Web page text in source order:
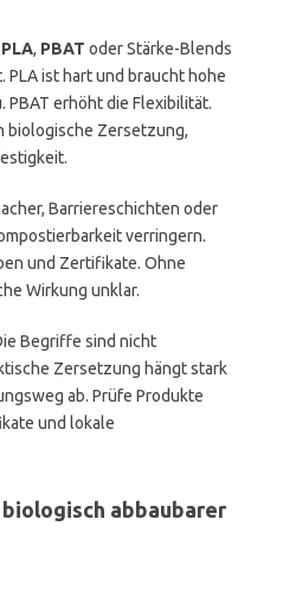
PLA, PBAT oder Stärke-Blends
ist hart und braucht hohe
PBAT erhöht die Flexibilität.
biologische Zersetzung,
Barriereschichten oder
verringern.
und Zertifikate. Ohne
Wirkung unklar.
Begriffe sind nicht
Zersetzung hängt stark
ab. Prüfe Produkte
und lokale
abbaubarer